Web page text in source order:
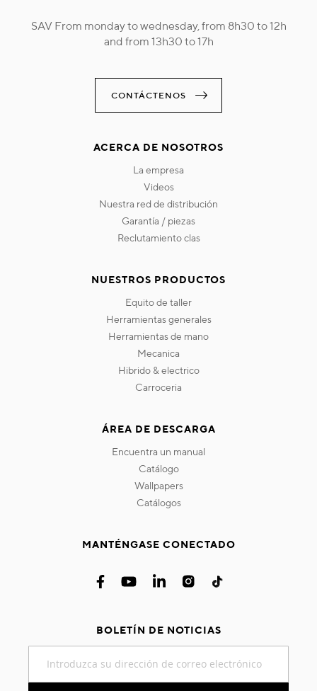
SAV From monday to wednesday, from 8h30 to 12h
and from 13h30 to 17h
CONTÁCTENOS
ACERCA DE NOSOTROS
la empresa
videos
nuestra red de distribución
garantía / piezas
reclutamiento clas
NUESTROS PRODUCTOS
equito de taller
herramientas generales
herramientas de mano
mecanica
hibrido & electrico
carroceria
ÁREA DE DESCARGA
encuentra un manual
catálogo
wallpapers
catálogos
MANTÉNGASE CONECTADO
BOLETÍN DE NOTICIAS
nuestro